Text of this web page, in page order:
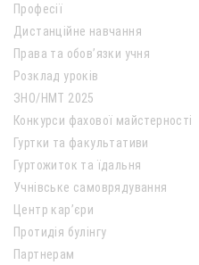
Професії
Дистанційне навчання
Права та обов’язки учня
Розклад уроків
ЗНО/НМТ 2025
Конкурси фахової майстерності
Гуртки та факультативи
Гуртожиток та їдальня
Учнівське самоврядування
Центр кар’єри
Протидія булінгу
Партнерам